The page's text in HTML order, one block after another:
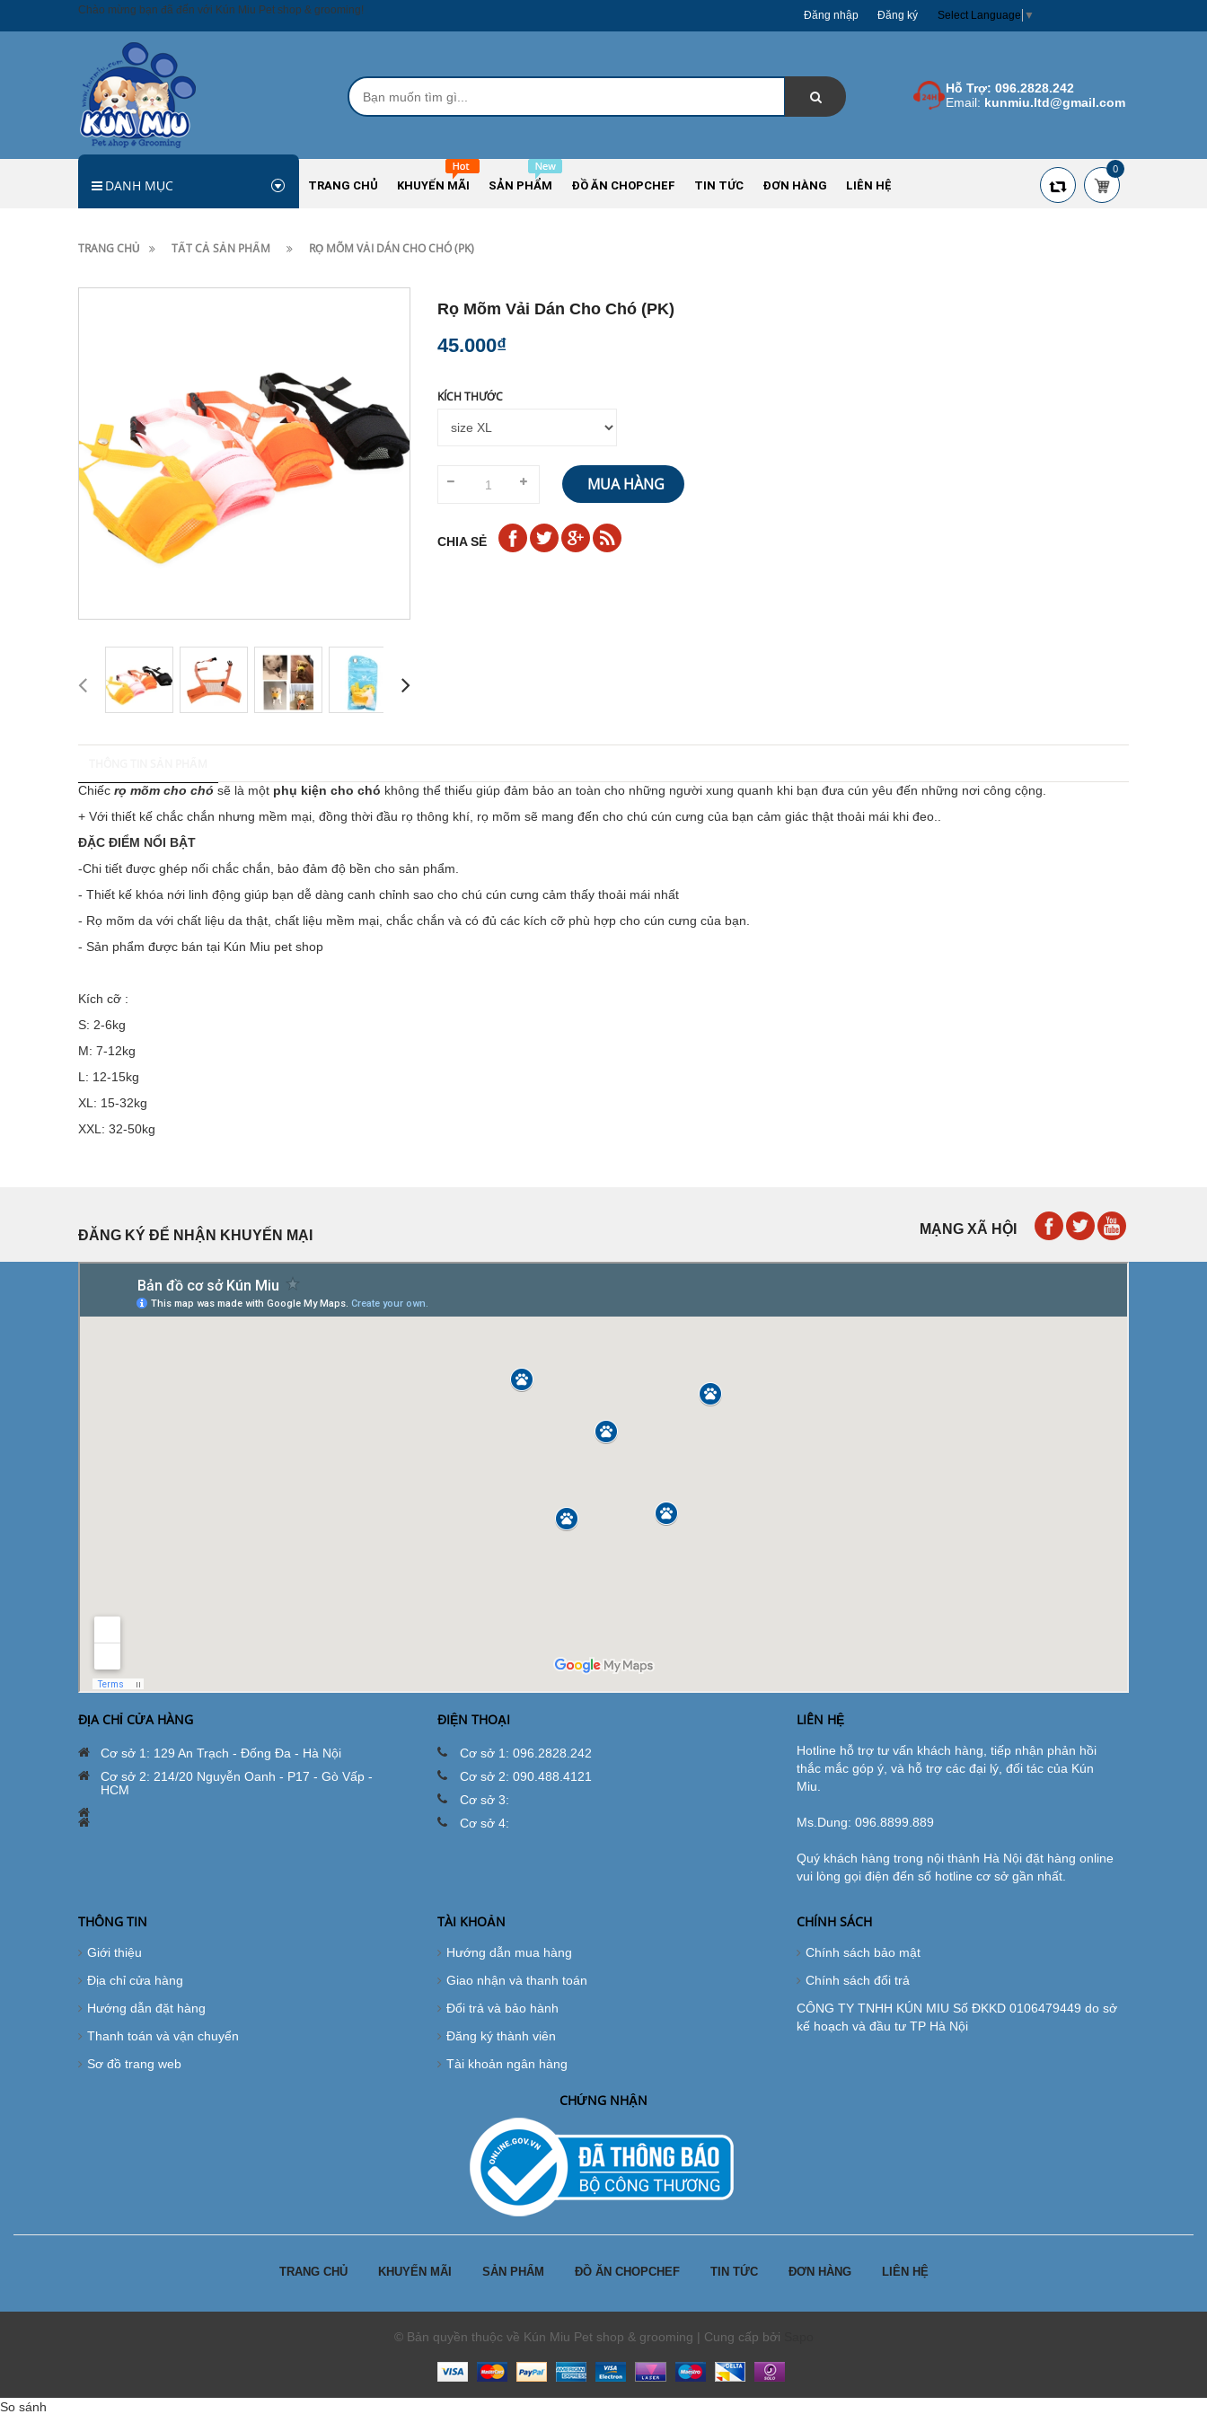
Chào mừng bạn đã đến với Kún Miu Pet shop & grooming! Đăng nhập Đăng ký Select Language ▼
Hỗ Trợ: 096.2828.242
Email: kunmiu.ltd@gmail.com
DANH MỤC TRANG CHỦ KHUYẾN MÃI SẢN PHẨM ĐỒ ĂN CHOPCHEF TIN TỨC ĐƠN HÀNG LIÊN HỆ
0
TRANG CHỦ TẤT CẢ SẢN PHẨM RỌ MÕM VẢI DÁN CHO CHÓ (PK)
Rọ Mõm Vải Dán Cho Chó (PK)
45.000₫
KÍCH THƯỚC
MUA HÀNG
CHIA SẺ
Chiếc rọ mõm cho chó sẽ là một phụ kiện cho chó không thể thiếu giúp đảm bảo an toàn cho những người xung quanh khi bạn đưa cún yêu đến những nơi công cộng.
+ Với thiết kế chắc chắn nhưng mềm mại, đồng thời đầu rọ thông khí, rọ mõm sẽ mang đến cho chú cún cưng của bạn cảm giác thật thoải mái khi đeo..
ĐẶC ĐIỂM NỔI BẬT
-Chi tiết được ghép nối chắc chắn, bảo đảm độ bền cho sản phẩm.
- Thiết kế khóa nới linh động giúp bạn dễ dàng canh chỉnh sao cho chú cún cưng cảm thấy thoải mái nhất
- Rọ mõm da với chất liệu da thật, chất liệu mềm mại, chắc chắn và có đủ các kích cỡ phù hợp cho cún cưng của bạn.
- Sản phẩm được bán tại Kún Miu pet shop
Kích cỡ :
S: 2-6kg
M: 7-12kg
L: 12-15kg
XL: 15-32kg
XXL: 32-50kg
ĐĂNG KÝ ĐỂ NHẬN KHUYẾN MẠI MẠNG XÃ HỘI
ĐỊA CHỈ CỬA HÀNG
Cơ sở 1: 129 An Trạch - Đống Đa - Hà Nội
Cơ sở 2: 214/20 Nguyễn Oanh - P17 - Gò Vấp -
HCM
ĐIỆN THOẠI
Cơ sở 1: 096.2828.242
Cơ sở 2: 090.488.4121
Cơ sở 3:
Cơ sở 4:
LIÊN HỆ
Hotline hỗ trợ tư vấn khách hàng, tiếp nhận phản hồi
thắc mắc góp ý, và hỗ trợ các đại lý, đối tác của Kún
Miu.
Ms.Dung: 096.8899.889
Quý khách hàng trong nội thành Hà Nội đặt hàng online
vui lòng gọi điện đến số hotline cơ sở gần nhất.
THÔNG TIN
Giới thiệu
Địa chỉ cửa hàng
Hướng dẫn đặt hàng
Thanh toán và vận chuyển
Sơ đồ trang web
TÀI KHOẢN
Hướng dẫn mua hàng
Giao nhận và thanh toán
Đổi trả và bảo hành
Đăng ký thành viên
Tài khoản ngân hàng
CHÍNH SÁCH
Chính sách bảo mật
Chính sách đổi trả
CÔNG TY TNHH KÚN MIU Số ĐKKD 0106479449 do sở
kế hoạch và đầu tư TP Hà Nội
CHỨNG NHẬN
TRANG CHỦ KHUYẾN MÃI SẢN PHẨM ĐỒ ĂN CHOPCHEF TIN TỨC ĐƠN HÀNG LIÊN HỆ
© Bản quyền thuộc về Kún Miu Pet shop & grooming | Cung cấp bởi
So sánh